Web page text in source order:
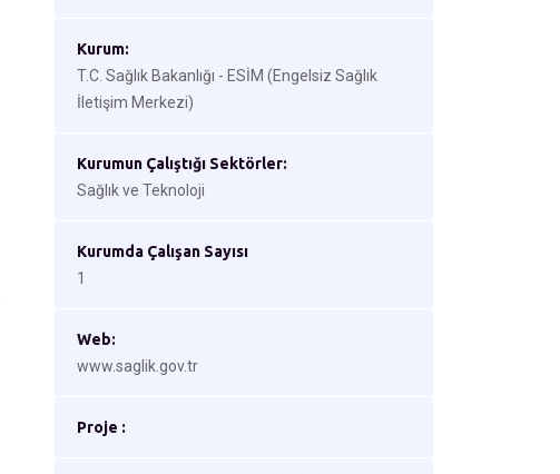
Kurum:
T.C. Sağlık Bakanlığı - ESİM (Engelsiz Sağlık
İletişim Merkezi)
Kurumun Çalıştığı Sektörler:
Sağlık ve Teknoloji
Kurumda Çalışan Sayısı
1
Web:
www.saglik.gov.tr
Proje :